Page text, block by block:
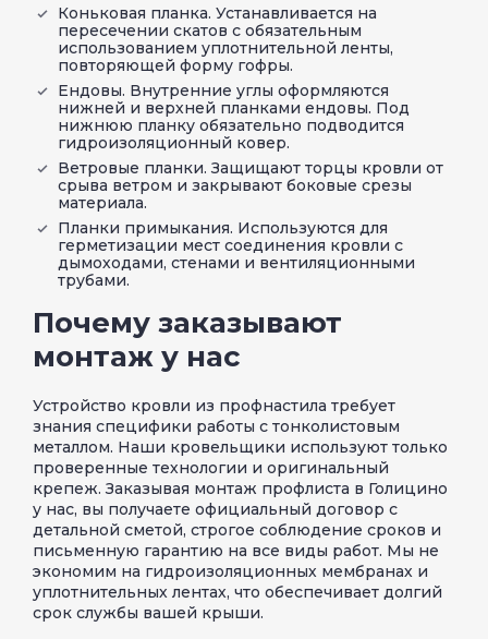
Коньковая планка. Устанавливается на
пересечении скатов с обязательным
использованием уплотнительной ленты,
повторяющей форму гофры.
Ендовы. Внутренние углы оформляются
нижней и верхней планками ендовы. Под
нижнюю планку обязательно подводится
гидроизоляционный ковер.
Ветровые планки. Защищают торцы кровли от
срыва ветром и закрывают боковые срезы
материала.
Планки примыкания. Используются для
герметизации мест соединения кровли с
дымоходами, стенами и вентиляционными
трубами.
Почему заказывают
монтаж у нас
Устройство кровли из профнастила требует
знания специфики работы с тонколистовым
металлом. Наши кровельщики используют только
проверенные технологии и оригинальный
крепеж. Заказывая монтаж профлиста в Голицино
у нас, вы получаете официальный договор с
детальной сметой, строгое соблюдение сроков и
письменную гарантию на все виды работ. Мы не
экономим на гидроизоляционных мембранах и
уплотнительных лентах, что обеспечивает долгий
срок службы вашей крыши.